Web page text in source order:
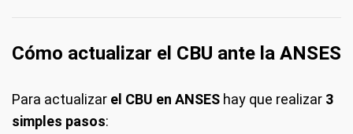
Cómo actualizar el CBU ante la ANSES
Para actualizar el CBU en ANSES hay que realizar 3
simples pasos: